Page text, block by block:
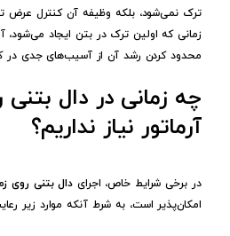
ترک نمی‌شود، بلکه وظیفه آن کنترل عرض
زمانی که اولین ترک در بتن ایجاد می‌شود،
محدود کردن رشد آن از آسیب‌های جدی در
چه زمانی در دال
آرماتور نیاز نداریم؟
در برخی شرایط خاص، اجرای دال بتنی روی
امکان‌پذیر است، به شرط آنکه موارد زیر